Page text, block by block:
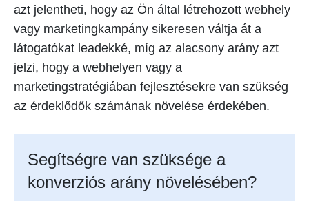
azt jelentheti, hogy az Ön által létrehozott webhely
vagy marketingkampány sikeresen váltja át a
látogatókat leadekké, míg az alacsony arány azt
jelzi, hogy a webhelyen vagy a
marketingstratégiában fejlesztésekre van szükség
az érdeklődők számának növelése érdekében.
Segítségre van szüksége a
konverziós arány növelésében?